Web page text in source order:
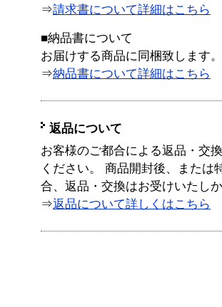
⇒請求書について詳細はこちら
■納品書について
お届けする商品に同梱致します。
⇒納品書について詳細はこちら
返品について
お客様のご都合による返品・交
ください。 商品開封後、または
合、返品・交換はお受けいたし
⇒返品について詳しくはこちら